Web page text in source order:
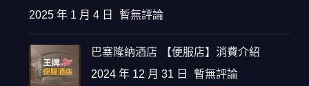
2025 年 1 月 4 日 暫無評論
巴塞隆納酒店 【便服店】消費介紹
2024 年 12 月 31 日 暫無評論